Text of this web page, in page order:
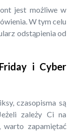
jest możliwe w
W tym celu
odstąpienia od
i Cyber
czasopisma są
zależy Ci na
warto zapamiętać